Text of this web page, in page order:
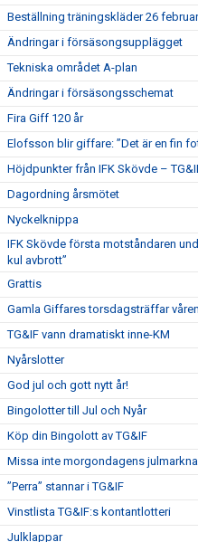
Beställning träningskläder 26
Ändringar i försäsongsupplägget
Tekniska området A-plan
Ändringar i försäsongsschemat
Fira Giff 120 år
Elofsson blir giffare: ”Det är en fin
Höjdpunkter från IFK Skövde –
Dagordning årsmötet
Nyckelknippa
IFK Skövde första motståndaren
kul avbrott”
Grattis
Gamla Giffares torsdagsträffar
TG&IF vann dramatiskt inne-KM
Nyårslotter
God jul och gott nytt år!
Bingolotter till Jul och Nyår
Köp din Bingolott av TG&IF
Missa inte morgondagens
”Perra” stannar i TG&IF
Vinstlista TG&IF:s kontantlotteri
Julklappar